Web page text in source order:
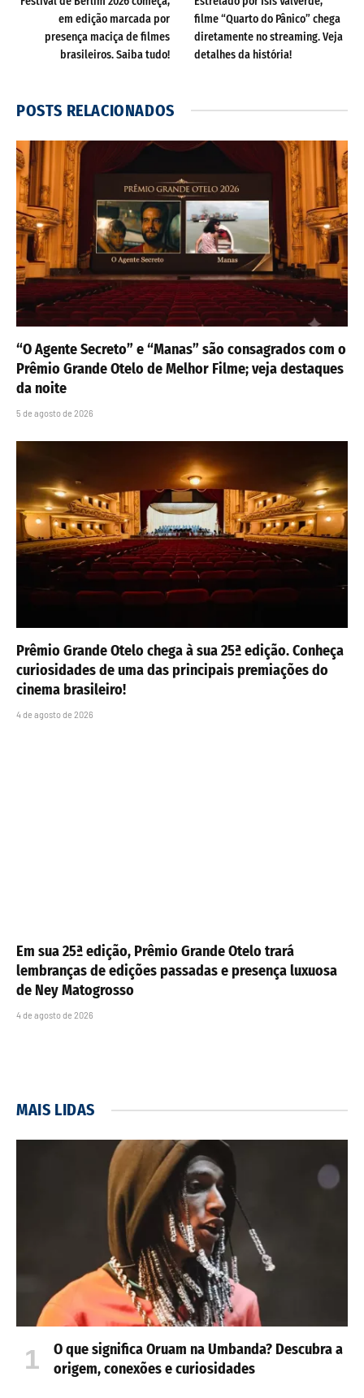
em edição marcada por
presença maciça de filmes
brasileiros. Saiba tudo!
filme “Quarto do Pânico” chega
diretamente no streaming. Veja
detalhes da história!
POSTS RELACIONADOS
“O Agente Secreto” e “Manas” são consagrados com o
Prêmio Grande Otelo de Melhor Filme; veja destaques
da noite
5 de agosto de 2026
Prêmio Grande Otelo chega à sua 25ª edição. Conheça
curiosidades de uma das principais premiações do
cinema brasileiro!
4 de agosto de 2026
Em sua 25ª edição, Prêmio Grande Otelo trará
lembranças de edições passadas e presença luxuosa
de Ney Matogrosso
4 de agosto de 2026
MAIS LIDAS
O que significa Oruam na Umbanda? Descubra a
origem, conexões e curiosidades